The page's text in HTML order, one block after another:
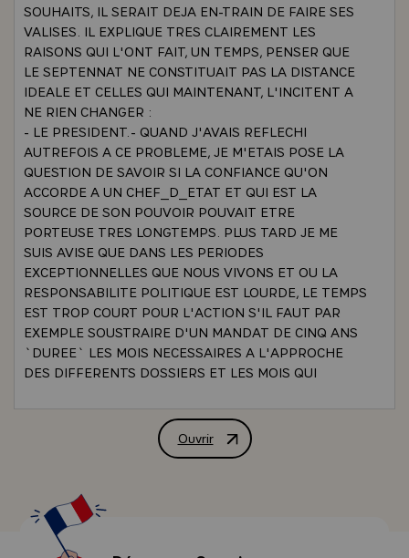
SOUHAITS, IL SERAIT DEJA EN-TRAIN DE FAIRE SES
VALISES. IL EXPLIQUE TRES CLAIREMENT LES
RAISONS QUI L'ONT FAIT, UN TEMPS, PENSER QUE
LE SEPTENNAT NE CONSTITUAIT PAS LA DISTANCE
IDEALE ET CELLES QUI MAINTENANT, L'INCITENT A
NE RIEN CHANGER :
- LE PRESIDENT.- QUAND J'AVAIS REFLECHI
AUTREFOIS A CE PROBLEME, JE M'ETAIS POSE LA
QUESTION DE SAVOIR SI LA CONFIANCE QU'ON
ACCORDE A UN CHEF_D_ETAT ET QUI EST LA
SOURCE DE SON POUVOIR POUVAIT ETRE
PORTEUSE TRES LONGTEMPS. PLUS TARD JE ME
SUIS AVISE QUE DANS LES PERIODES
EXCEPTIONNELLES QUE NOUS VIVONS ET OU LA
RESPONSABILITE POLITIQUE EST LOURDE, LE TEMPS
EST TROP COURT POUR L'ACTION S'IL FAUT PAR
EXEMPLE SOUSTRAIRE D'UN MANDAT DE CINQ ANS
`DUREE` LES MOIS NECESSAIRES A L'APPROCHE
DES DIFFERENTS DOSSIERS ET LES MOIS QUI
IMMEDIATS, VALERY GISCARD D'ESTAING A UNE
TRES HAUTE IDEE DE SA FONCTION. ON PEUT MEME
ANS LE PRISME A TRAVERS LEQUEL IL OBSERVE LE
MONDE, LA FRANCE ET, PARFOIS, SE REGARDE LUI-
MEME :
- LE PRESIDENT.- QUAND ON EXERCE UNE
Ouvrir
INTERVIEW DE M. VALERY